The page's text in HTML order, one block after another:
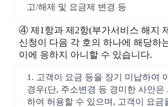
고/해제 및 요금제 변경 등
④ 제1항과 제2항(부가서비스 해지
신청이 다음 각 호의 하나에 해당하
이에 응하지 아니할 수 있습니다.
1. 고객이 요금 등을 장기 미납하여
경우(단, 주소변경 등 경미한 사안은
하여 허용할 수 있으며, 고객이 요금